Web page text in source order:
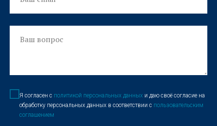
Я согласен с политикой персональных данных и даю своё согласие на
обработку персональных данных в соответствии с пользовательским
соглашением